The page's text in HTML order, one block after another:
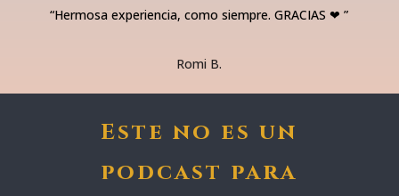
“Hermosa experiencia, como siempre. GRACIAS ❤”
Romi B.
Este no es un
podcast para